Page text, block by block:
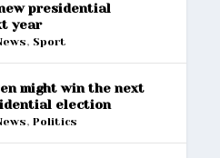
presidential
year
, Sport
might win the next
election
,Politics